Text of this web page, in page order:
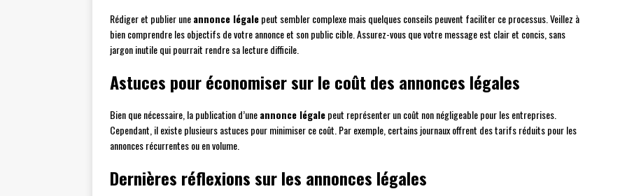
Rédiger et publier uneannonce légalepeut sembler complexe mais quelques conseils peuvent faciliter ce processus. Veillez à
bien comprendre les objectifs de votre annonce et son public cible. Assurez-vous que votre message est clair et concis, sans
jargon inutile qui pourrait rendre sa lecture difficile.
Astuces pour économiser sur le coût des annonces légales
Bien que nécessaire, la publication d’uneannonce légalepeut représenter un coût non négligeable pour les entreprises.
Cependant, il existe plusieurs astuces pour minimiser ce coût. Par exemple, certains journaux offrent des tarifs réduits pour les
annonces récurrentes ou en volume.
Dernières réflexions sur les annonces légales